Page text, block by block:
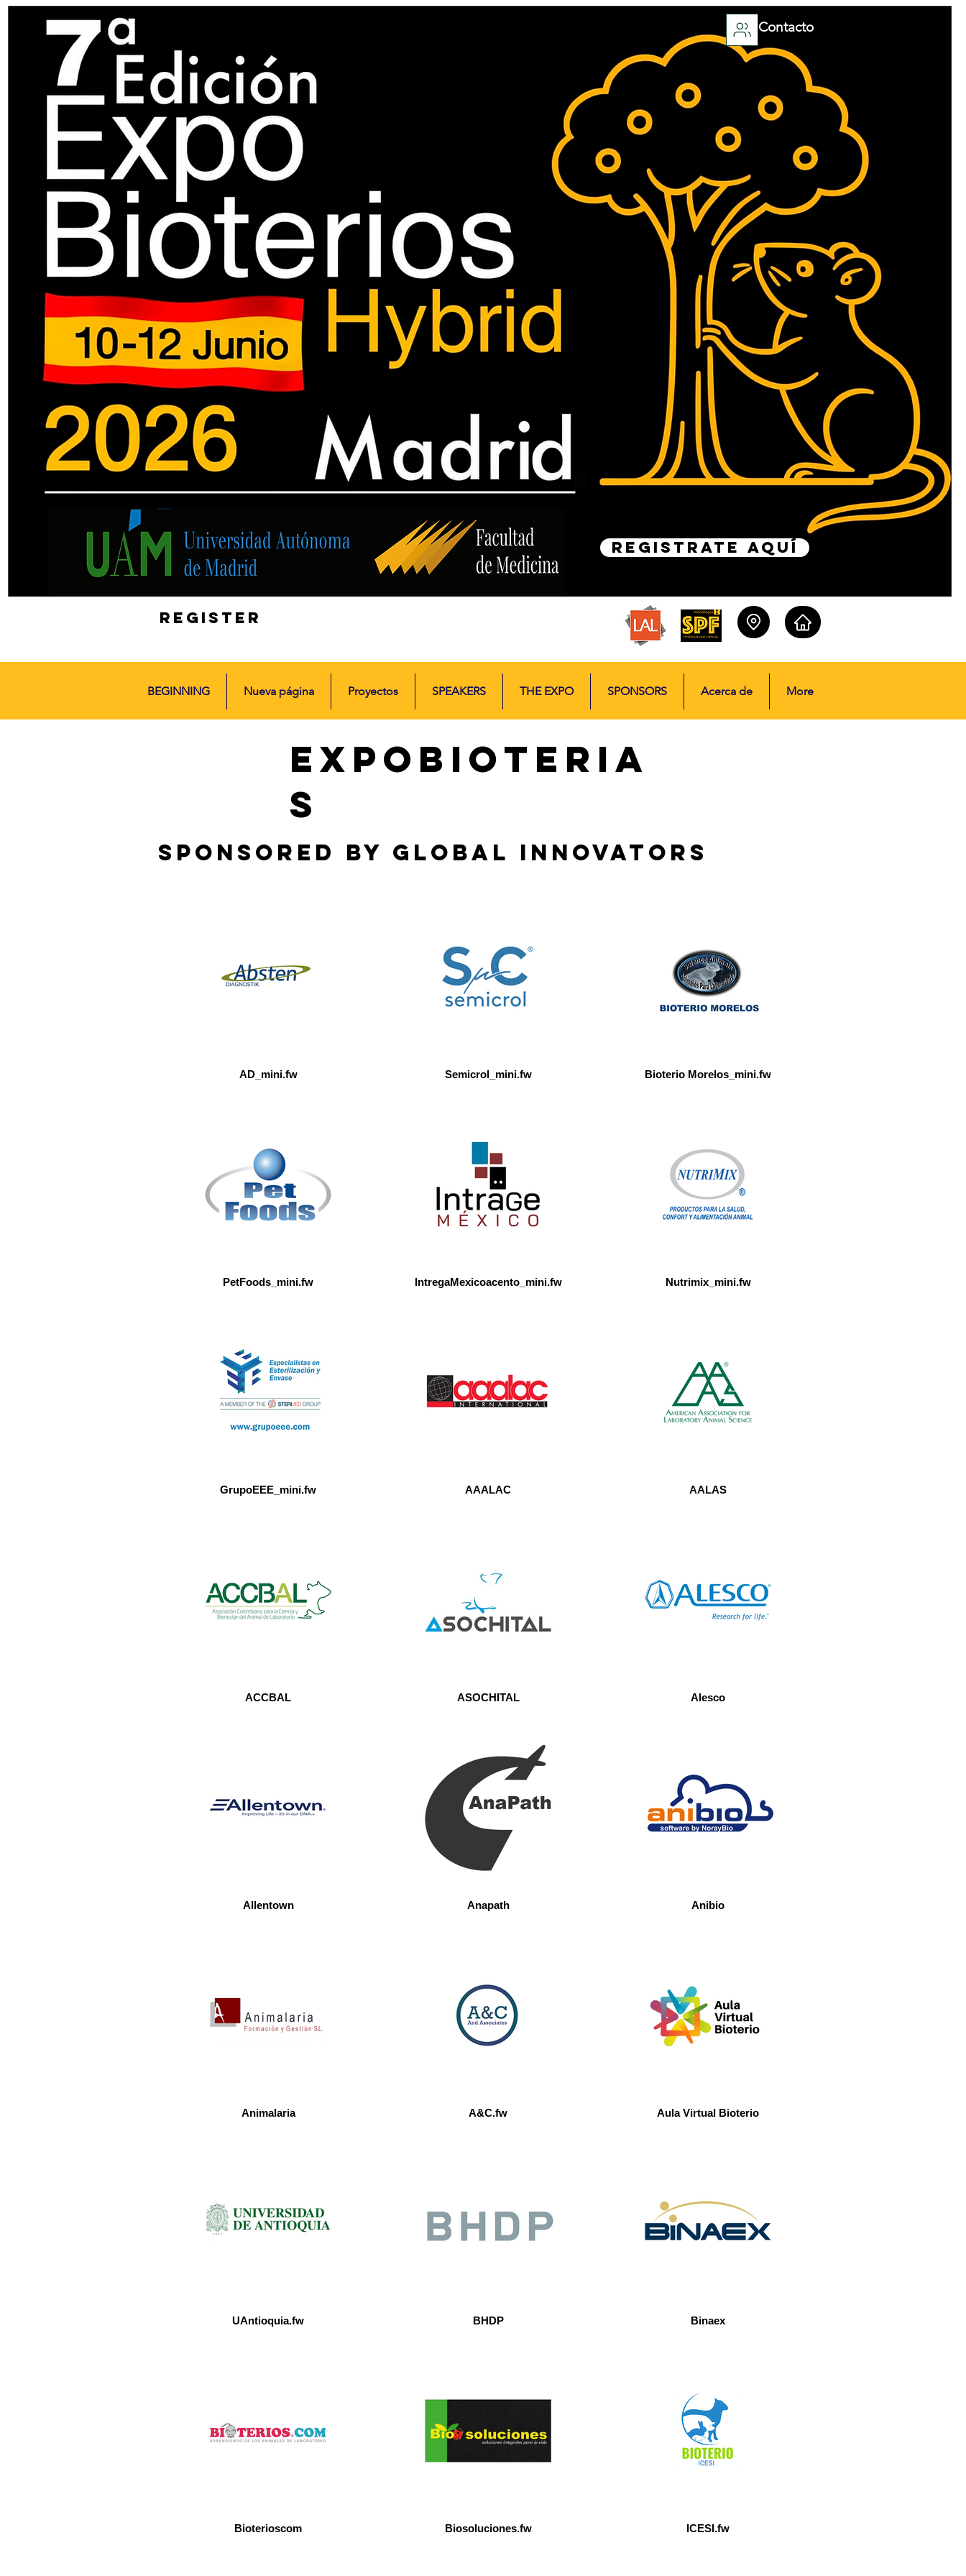
Contacto
REGISTRATE AQUÍ
REGISTER
BEGINNING Nueva página Proyectos SPEAKERS THE EXPO SPONSORS Acerca de More
EXPOBIOTERIA
S
SPONSORED BY GLOBAL INNOVATORS
AD_mini.fw Semicrol_mini.fw Bioterio Morelos_mini.fw
PetFoods_mini.fw IntregaMexicoacento_mini.fw Nutrimix_mini.fw
GrupoEEE_mini.fw AAALAC AALAS
ACCBAL ASOCHITAL Alesco
Allentown Anapath Anibio
Animalaria A&C.fw Aula Virtual Bioterio
UAntioquia.fw BHDP Binaex
Bioterioscom Biosoluciones.fw ICESI.fw